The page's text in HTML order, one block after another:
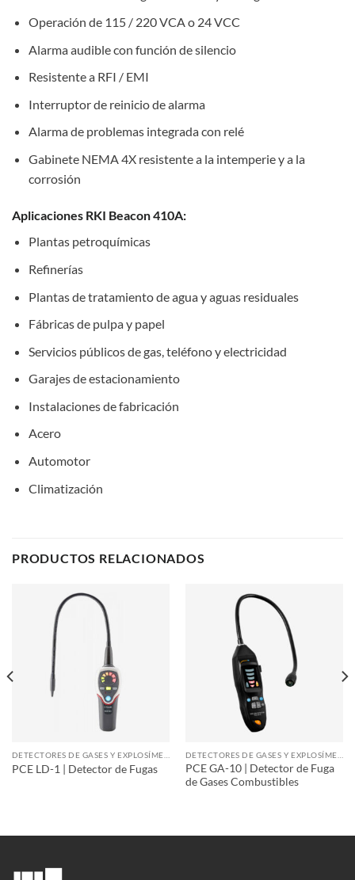
Operación de 115 / 220 VCA o 24 VCC
Alarma audible con función de silencio
Resistente a RFI / EMI
Interruptor de reinicio de alarma
Alarma de problemas integrada con relé
Gabinete NEMA 4X resistente a la intemperie y a la
corrosión
Aplicaciones RKI Beacon 410A:
Plantas petroquímicas
Refinerías
Plantas de tratamiento de agua y aguas residuales
Fábricas de pulpa y papel
Servicios públicos de gas, teléfono y electricidad
Garajes de estacionamiento
Instalaciones de fabricación
Acero
Automotor
Climatización
PRODUCTOS RELACIONADOS
DETECTORES DE GASES Y EXPLOSÍMETROS
PCE LD-1 | Detector de Fugas
DETECTORES DE GASES Y EXPLOSÍMETROS
PCE GA-10 | Detector de Fuga
de Gases Combustibles